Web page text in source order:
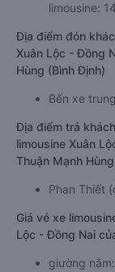
limousine:
Địa điểm đón
Xuân Lộc - Đồng
Hùng (Bình Định)
Bến xe
Địa điểm trả
limousine Xuân
Thuận Mạnh
Phan Thiết
Giá vé xe
Lộc - Đồng Nai
giường